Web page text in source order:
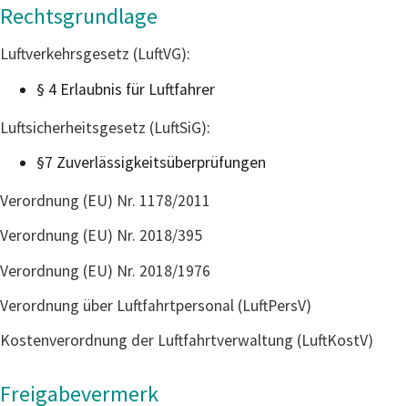
Rechtsgrundlage
Luftverkehrsgesetz (LuftVG):
§ 4 Erlaubnis für Luftfahrer
Luftsicherheitsgesetz (LuftSiG):
§7 Zuverlässigkeitsüberprüfungen
Verordnung (EU) Nr. 1178/2011
Verordnung (EU) Nr. 2018/395
Verordnung (EU) Nr. 2018/1976
Verordnung über Luftfahrtpersonal (LuftPersV)
Kostenverordnung der Luftfahrtverwaltung (LuftKostV)
Freigabevermerk